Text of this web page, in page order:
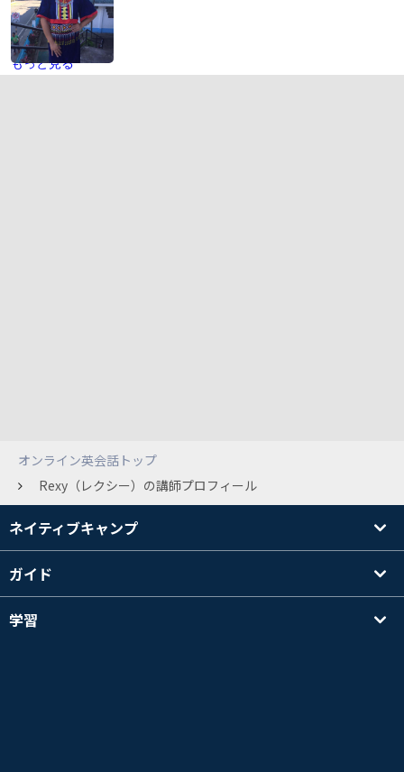
もっと見る
オンライン英会話トップ
Rexy（レクシー）の講師プロフィール
ネイティブキャンプ
ガイド
学習